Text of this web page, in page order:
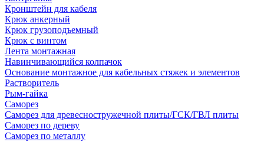
Кронштейн для кабеля
Крюк анкерный
Крюк грузоподъемный
Крюк с винтом
Лента монтажная
Навинчивающийся колпачок
Основание монтажное для кабельных стяжек и элементов
Растворитель
Рым-гайка
Саморез
Саморез для древесностружечной плиты/ГСК/ГВЛ плиты
Саморез по дереву
Саморез по металлу